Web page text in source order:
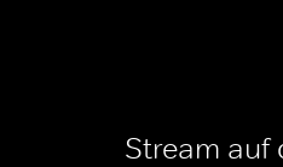
Stream auf